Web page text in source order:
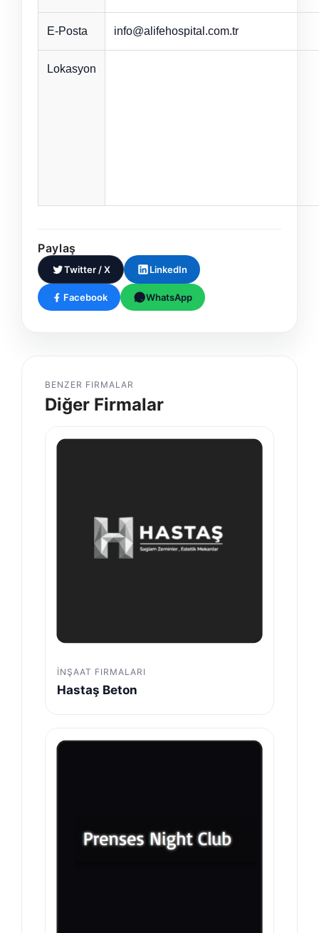
E-Posta info@alifehospital.com.tr
Lokasyon
Paylaş
Twitter / X LinkedIn
Facebook WhatsApp
BENZER FIRMALAR
Diğer Firmalar
İNŞAAT FIRMALARI
Hastaş Beton